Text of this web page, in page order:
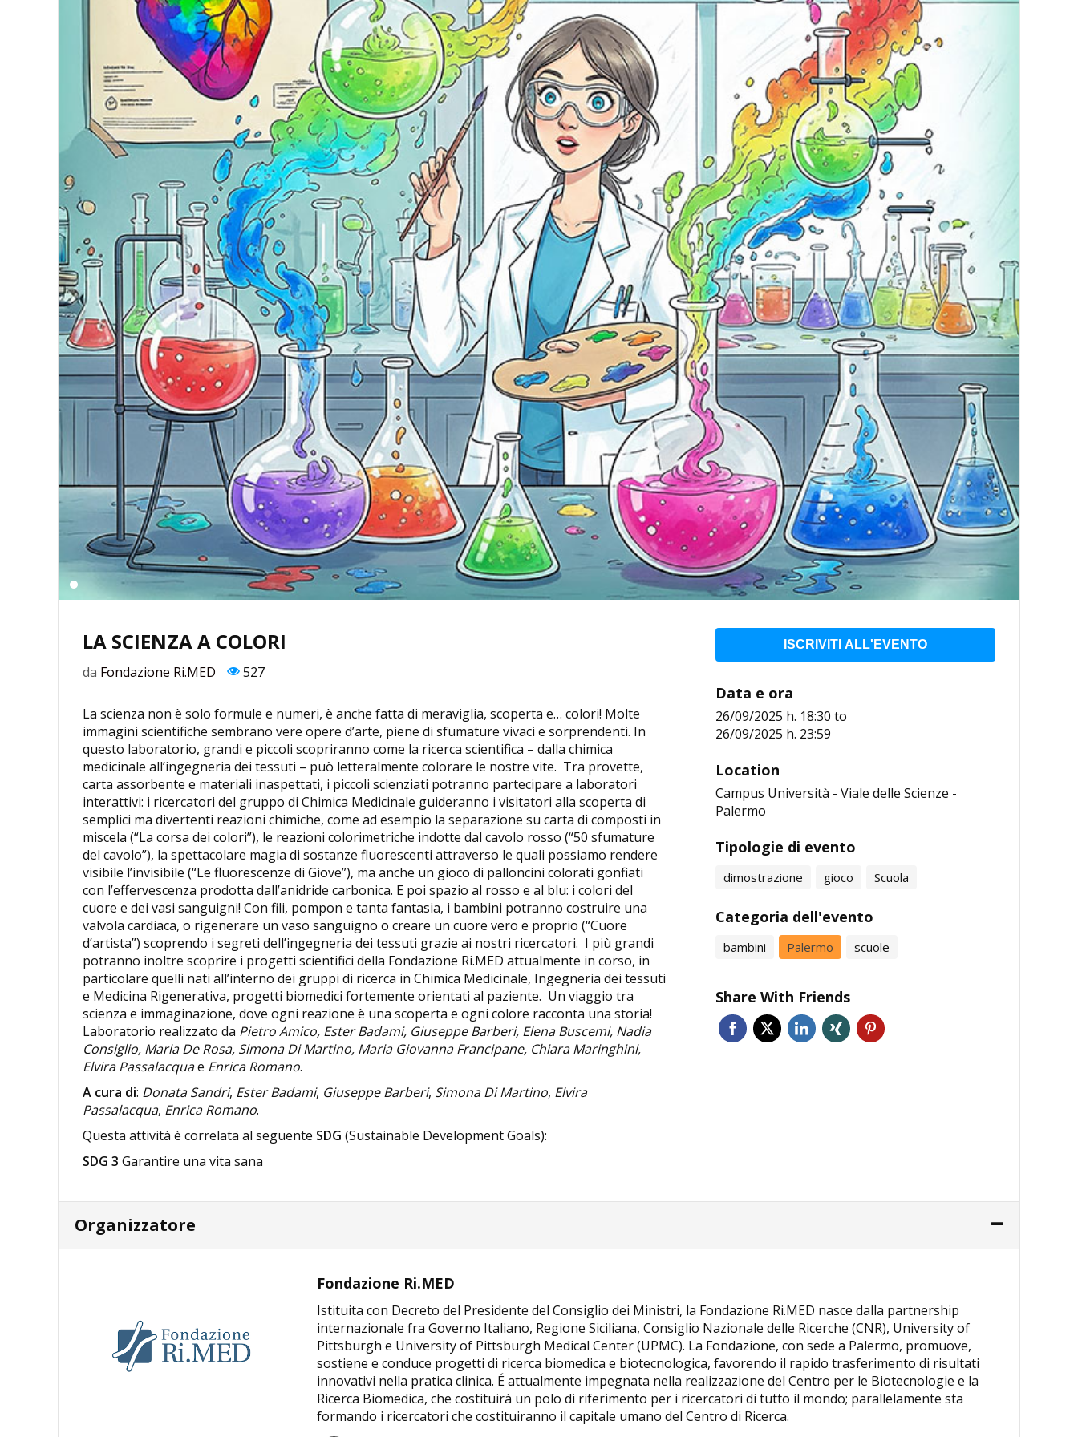
LA SCIENZA A COLORI
da Fondazione Ri.MED 527
La scienza non è solo formule e numeri, è anche fatta di meraviglia, scoperta e… colori! Molte
immagini scientifiche sembrano vere opere d’arte, piene di sfumature vivaci e sorprendenti. In
questo laboratorio, grandi e piccoli scopriranno come la ricerca scientifica – dalla chimica
medicinale all’ingegneria dei tessuti – può letteralmente colorare le nostre vite. Tra provette,
carta assorbente e materiali inaspettati, i piccoli scienziati potranno partecipare a laboratori
interattivi: i ricercatori del gruppo di Chimica Medicinale guideranno i visitatori alla scoperta di
semplici ma divertenti reazioni chimiche, come ad esempio la separazione su carta di composti in
miscela (“La corsa dei colori”), le reazioni colorimetriche indotte dal cavolo rosso (“50 sfumature
del cavolo”), la spettacolare magia di sostanze fluorescenti attraverso le quali possiamo rendere
visibile l’invisibile (“Le fluorescenze di Giove”), ma anche un gioco di palloncini colorati gonfiati
con l’effervescenza prodotta dall’anidride carbonica. E poi spazio al rosso e al blu: i colori del
cuore e dei vasi sanguigni! Con fili, pompon e tanta fantasia, i bambini potranno costruire una
valvola cardiaca, o rigenerare un vaso sanguigno o creare un cuore vero e proprio (“Cuore
d’artista”) scoprendo i segreti dell’ingegneria dei tessuti grazie ai nostri ricercatori. I più grandi
potranno inoltre scoprire i progetti scientifici della Fondazione Ri.MED attualmente in corso, in
particolare quelli nati all’interno dei gruppi di ricerca in Chimica Medicinale, Ingegneria dei tessuti
e Medicina Rigenerativa, progetti biomedici fortemente orientati al paziente. Un viaggio tra
scienza e immaginazione, dove ogni reazione è una scoperta e ogni colore racconta una storia!
Laboratorio realizzato da Pietro Amico, Ester Badami, Giuseppe Barberi, Elena Buscemi, Nadia
Consiglio, Maria De Rosa, Simona Di Martino, Maria Giovanna Francipane, Chiara Maringhini,
Elvira Passalacquae Enrica Romano.
A cura di: Donata Sandri, Ester Badami, Giuseppe Barberi, Simona Di Martino, Elvira
Passalacqua, Enrica Romano.
Questa attività è correlata al seguente SDG (Sustainable Development Goals):
SDG 3 Garantire una vita sana
ISCRIVITI ALL'EVENTO
Data e ora
26/09/2025 h. 18:30 to
26/09/2025 h. 23:59
Location
Campus Università - Viale delle Scienze -
Palermo
Tipologie di evento
dimostrazione gioco Scuola
Categoria dell'evento
bambini Palermo scuole
Share With Friends
Organizzatore
Fondazione Ri.MED
Istituita con Decreto del Presidente del Consiglio dei Ministri, la Fondazione Ri.MED nasce dalla partnership
internazionale fra Governo Italiano, Regione Siciliana, Consiglio Nazionale delle Ricerche (CNR), University of
Pittsburgh e University of Pittsburgh Medical Center (UPMC). La Fondazione, con sede a Palermo, promuove,
sostiene e conduce progetti di ricerca biomedica e biotecnologica, favorendo il rapido trasferimento di risultati
innovativi nella pratica clinica. É attualmente impegnata nella realizzazione del Centro per le Biotecnologie e la
Ricerca Biomedica, che costituirà un polo di riferimento per i ricercatori di tutto il mondo; parallelamente sta
formando i ricercatori che costituiranno il capitale umano del Centro di Ricerca.